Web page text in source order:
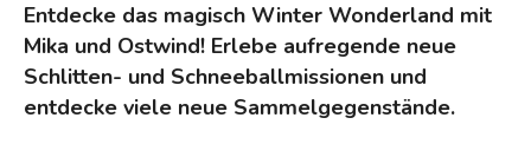
Entdecke das magisch Winter Wonderland mit
Mika und Ostwind! Erlebe aufregende neue
Schlitten- und Schneeballmissionen und
entdecke viele neue Sammelgegenstände.